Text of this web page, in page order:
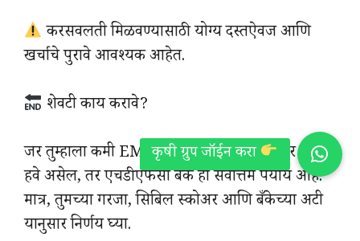
करसवलती मिळवण्यासाठी योग्य दस्तऐवज आणि
खर्चाचे पुरावे आवश्यक आहेत.
शेवटी काय करावे?
जर तुम्हाला कमी EMI आणि व्याजदरासह लवकर लोन
हवे असेल, तर एचडीएफसी बँक हा सर्वोत्तम पर्याय आहे.
मात्र, तुमच्या गरजा, सिबिल स्कोअर आणि बँकेच्या अटी
यानुसार निर्णय घ्या.